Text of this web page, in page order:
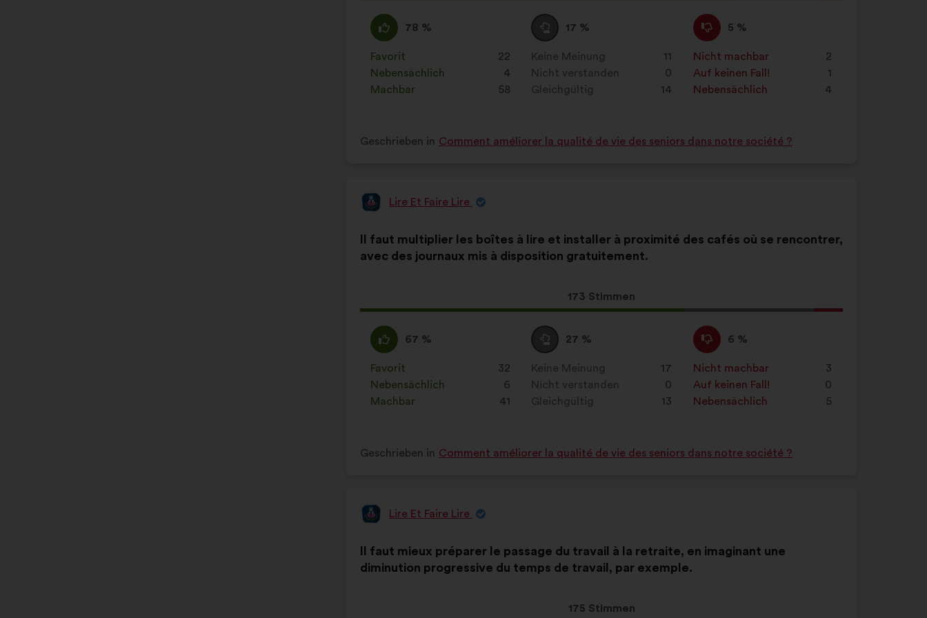
Ich
stimme
zu
:
78 %
Dieser
Vorschlag
wurde
eingeordnet
in:
Favorit
: 22
mal
Nebensächlich
: 4
mal
Machbar
: 58
mal
Neutral
:
17 %
Dieser
Vorschlag
wurde
eingeordnet
in:
Keine Meinung
: 11
mal
Nicht verstanden
: 0
mal
Gleichgültig
: 14
mal
Ich
stimme
nicht
zu
:
5 %
Dieser
Vorschlag
wurde
eingeordnet
in:
Nicht machbar
: 2
mal
Auf keinen Fall!
: 1
mal
Nebensächlich
: 4
mal
Geschrieben in Comment améliorer la qualité de vie des seniors dans notre société ?
Vorschlag
Lire Et Faire Lire
des
Vorschlags:
Il faut multiplier les boîtes à lire et installer à proximité des cafés où se rencontrer,
avec des journaux mis à disposition gratuitement.
Dieser
Vorschlag
173 Stimmen
folgender
Aufteilung:
Ich
stimme
zu
:
67 %
Dieser
Vorschlag
wurde
eingeordnet
in:
Favorit
: 32
mal
Nebensächlich
: 6
mal
Machbar
: 41
mal
Neutral
:
27 %
Dieser
Vorschlag
wurde
eingeordnet
in:
Keine Meinung
: 17
mal
Nicht verstanden
: 0
mal
Gleichgültig
: 13
mal
Ich
stimme
nicht
zu
:
6 %
Dieser
Vorschlag
wurde
eingeordnet
in:
Nicht machbar
: 3
mal
Auf keinen Fall!
: 0
mal
Nebensächlich
: 5
mal
Geschrieben in Comment améliorer la qualité de vie des seniors dans notre société ?
Vorschlag
Lire Et Faire Lire
des
Vorschlags:
Il faut mieux préparer le passage du travail à la retraite, en imaginant une
diminution progressive du temps de travail, par exemple.
Dieser
175 Stimmen
folgender
Aufteilung: